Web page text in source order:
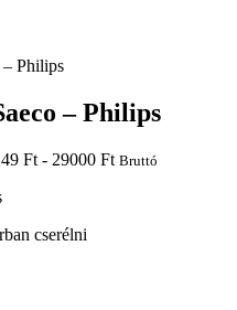
– Philips
Ft - 29000 Ft Bruttó
cserélni